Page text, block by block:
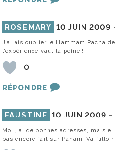
ROSEMARY 10 JUIN 2009
J’allais oublier le Hammam Pacha
l’expérience vaut la peine !
0
RÉPONDRE
FAUSTINE 10 JUIN 2009 -
Moi j’ai de bonnes adresses, mais
pas encore fait sur Panam. Va falloir